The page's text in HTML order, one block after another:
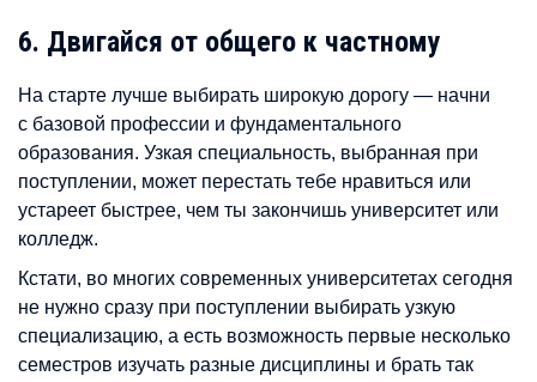
6. Двигайся от общего к частному
На старте лучше выбирать широкую дорогу — начни
с базовой профессии и фундаментального
образования. Узкая специальность, выбранная при
поступлении, может перестать тебе нравиться или
устареет быстрее, чем ты закончишь университет или
колледж.
Кстати, во многих современных университетах сегодня
не нужно сразу при поступлении выбирать узкую
специализацию, а есть возможность первые несколько
семестров изучать разные дисциплины и брать так